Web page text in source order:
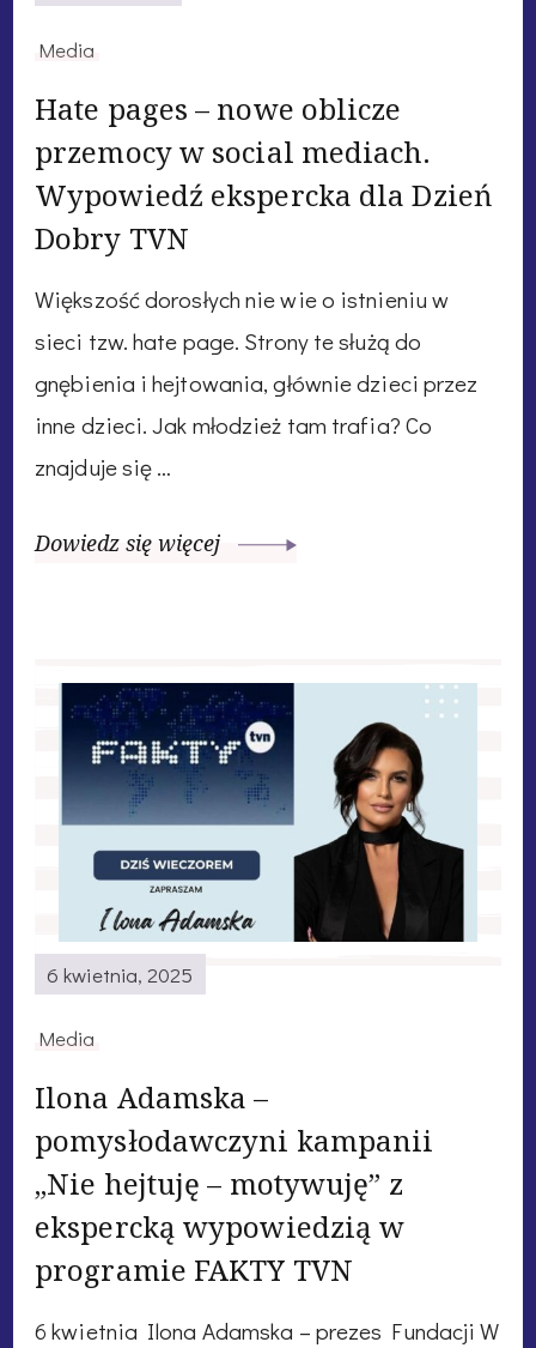
Media
Hate pages – nowe oblicze
przemocy w social mediach.
Wypowiedź ekspercka dla Dzień
Dobry TVN
Większość dorosłych nie wie o istnieniu w
sieci tzw. hate page. Strony te służą do
gnębienia i hejtowania, głównie dzieci przez
inne dzieci. Jak młodzież tam trafia? Co
znajduje się …
Dowiedz się więcej
6 kwietnia, 2025
Media
Ilona Adamska –
pomysłodawczyni kampanii
„Nie hejtuję – motywuję” z
ekspercką wypowiedzią w
programie FAKTY TVN
6 kwietnia Ilona Adamska – prezes Fundacji W